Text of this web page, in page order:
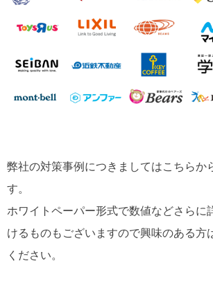
弊社の対策事例につきましてはこちらか
す。
ホワイトペーパー形式で数値などさらに
けるものもございますので興味のある方
ください。